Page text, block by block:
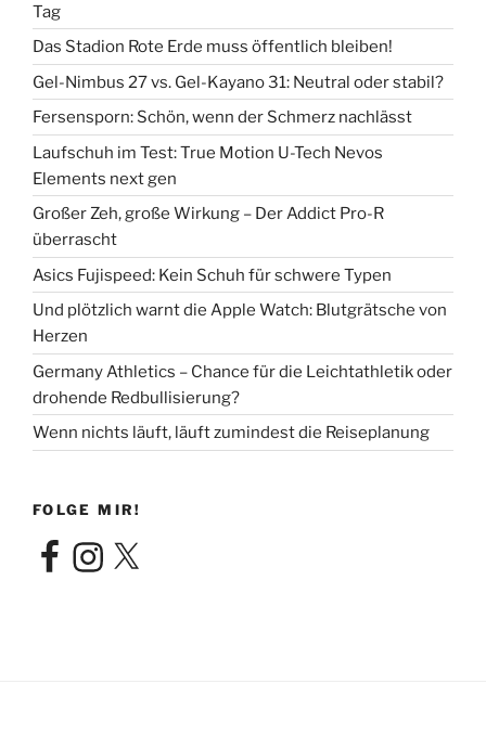
Tag
Das Stadion Rote Erde muss öffentlich bleiben!
Gel-Nimbus 27 vs. Gel-Kayano 31: Neutral oder stabil?
Fersensporn: Schön, wenn der Schmerz nachlässt
Laufschuh im Test: True Motion U-Tech Nevos
Elements next gen
Großer Zeh, große Wirkung – Der Addict Pro-R
überrascht
Asics Fujispeed: Kein Schuh für schwere Typen
Und plötzlich warnt die Apple Watch: Blutgrätsche von
Herzen
Germany Athletics – Chance für die Leichtathletik oder
drohende Redbullisierung?
Wenn nichts läuft, läuft zumindest die Reiseplanung
FOLGE MIR!
FacebookInstagram
X